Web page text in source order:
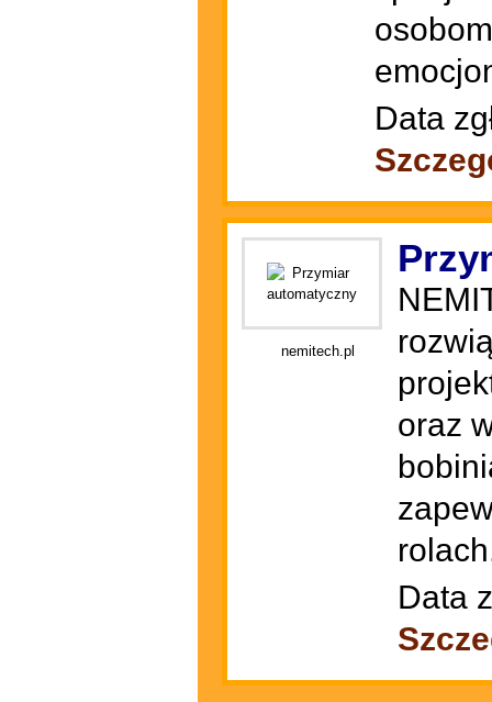
Data
nemitech.pl
oraz
Data